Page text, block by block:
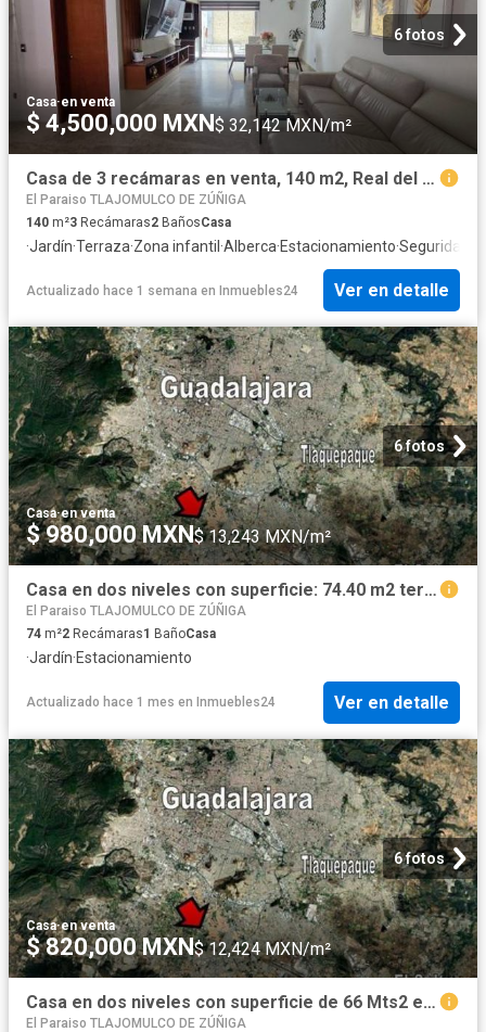
6 fotos
Casa·en venta
$ 4,500,000 MXN$ 32,142 MXN/m²
Casa de 3 recámaras en venta, 140 m2, Real del Valle
El Paraiso TLAJOMULCO DE ZÚÑIGA
140 m²3 Recámaras2 BañosCasa
·Jardín·Terraza·Zona infantil ·Alberca·Estacionamiento·Seguridad
Actualizado hace 1 semana en Inmuebles24 Ver en detalle
6 fotos
Casa·en venta
$ 980,000 MXN$ 13,243 MXN/m²
Casa en dos niveles con superficie: 74.40 m2 terreno en Fracc. Real del Valle, Tlajomulco
El Paraiso TLAJOMULCO DE ZÚÑIGA
74 m²2 Recámaras1 BañoCasa
·Jardín·Estacionamiento
Actualizado hace 1 mes en Inmuebles24 Ver en detalle
6 fotos
Casa·en venta
$ 820,000 MXN$ 12,424 MXN/m²
Casa en dos niveles con superficie de 66 Mts2 en Fracc. San José del Valle
El Paraiso TLAJOMULCO DE ZÚÑIGA